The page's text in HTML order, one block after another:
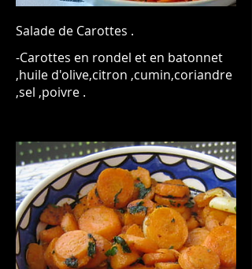
Salade de Carottes .
-Carottes en rondel et en batonnet
,huile d'olive,citron ,cumin,coriandre
,sel ,poivre .